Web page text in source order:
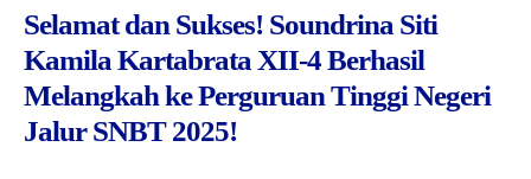
SPMB
SNBP
Selamat dan Sukses! Soundrina Siti
Kamila Kartabrata XII-4 Berhasil
Melangkah ke Perguruan Tinggi Negeri
Jalur SNBT 2025!